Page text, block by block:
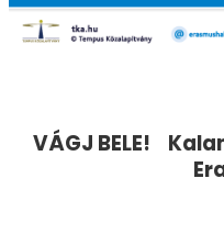
VÁGJ BELE!